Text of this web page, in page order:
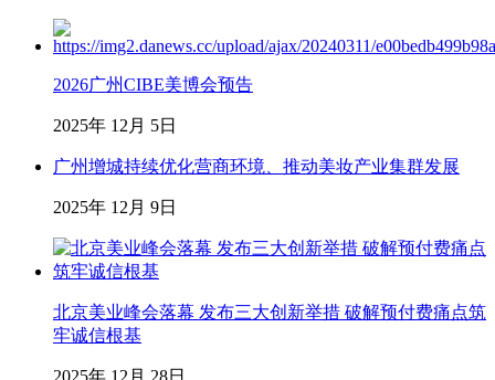
2026广州CIBE美博会预告
2025年 12月 5日
广州增城持续优化营商环境、推动美妆产业集群发展
2025年 12月 9日
北京美业峰会落幕 发布三大创新举措 破解预付费痛点筑
牢诚信根基